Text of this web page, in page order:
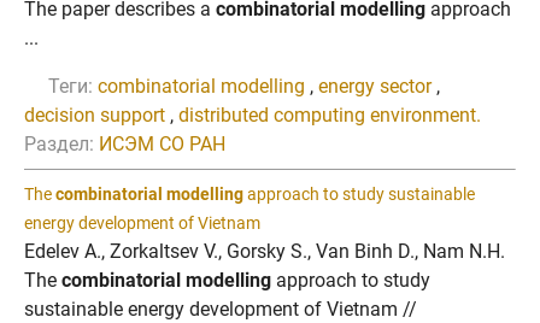
The paper describes a combinatorial modelling approach
...
Теги: combinatorial modelling , energy sector,
decision support , distributed computing environment.
Раздел: ИСЭМ СО РАН
Thecombinatorial modellingapproach to study sustainable
energy development of Vietnam
Edelev A., Zorkaltsev V., Gorsky S., Van Binh D., Nam N.H.
The combinatorial modelling approach to study
sustainable energy development of Vietnam //